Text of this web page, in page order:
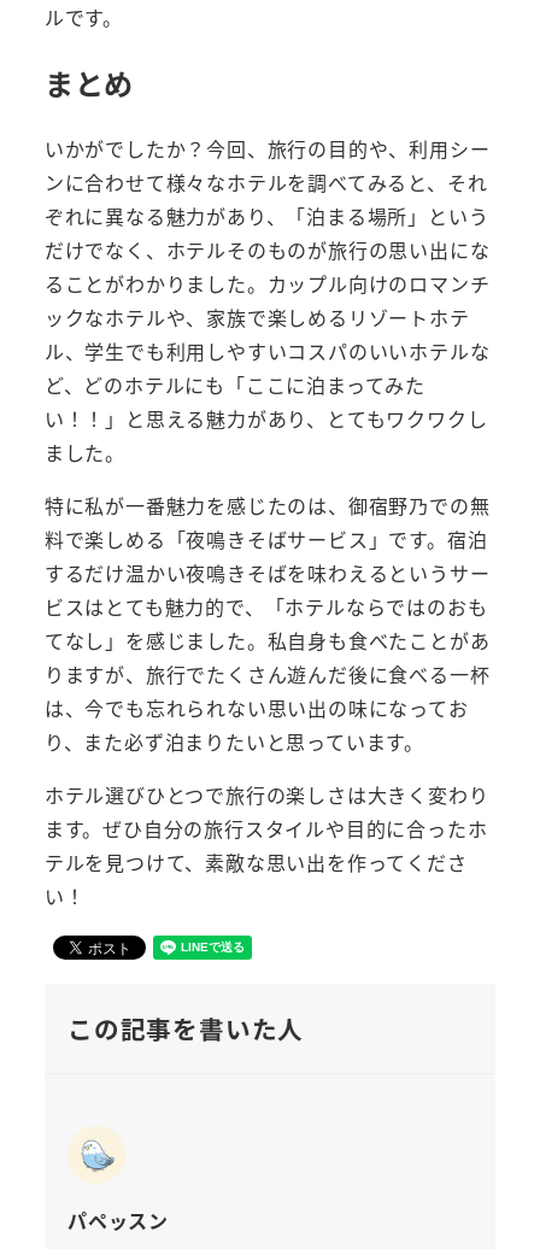
ルです。
まとめ
いかがでしたか？今回、旅行の目的や、利用シー
ンに合わせて様々なホテルを調べてみると、それ
ぞれに異なる魅力があり、「泊まる場所」という
だけでなく、ホテルそのものが旅行の思い出にな
ることがわかりました。カップル向けのロマンチ
ックなホテルや、家族で楽しめるリゾートホテ
ル、学生でも利用しやすいコスパのいいホテルな
ど、どのホテルにも「ここに泊まってみた
い！！」と思える魅力があり、とてもワクワクし
ました。
特に私が一番魅力を感じたのは、御宿野乃での無
料で楽しめる「夜鳴きそばサービス」です。宿泊
するだけ温かい夜鳴きそばを味わえるというサー
ビスはとても魅力的で、「ホテルならではのおも
てなし」を感じました。私自身も食べたことがあ
りますが、旅行でたくさん遊んだ後に食べる一杯
は、今でも忘れられない思い出の味になってお
り、また必ず泊まりたいと思っています。
ホテル選びひとつで旅行の楽しさは大きく変わり
ます。ぜひ自分の旅行スタイルや目的に合ったホ
テルを見つけて、素敵な思い出を作ってくださ
い！
この記事を書いた人
パペッスン